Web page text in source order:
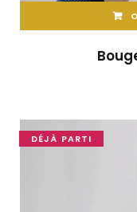
DÉJÀ PARTI